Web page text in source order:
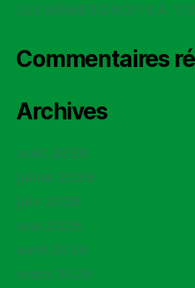
LES MÊMES DROITS À
Commentaires
Archives
août 2026
juillet 2026
juin 2026
mai 2026
avril 2026
mars 2026